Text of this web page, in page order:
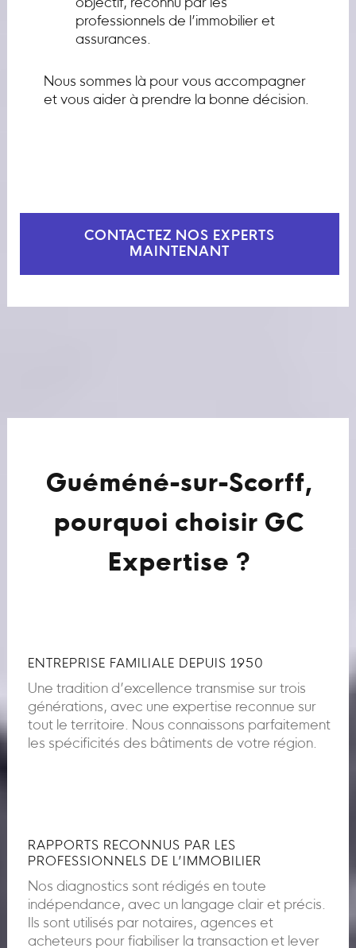
objectif, reconnu par les
professionnels de l’immobilier et
assurances.
Nous sommes là pour vous accompagner
et vous aider à prendre la bonne décision.
CONTACTEZ NOS EXPERTS
MAINTENANT
Guéméné-sur-Scorff,
pourquoi choisir GC
Expertise ?
ENTREPRISE FAMILIALE DEPUIS 1950
Une tradition d’excellence transmise sur trois
générations, avec une expertise reconnue sur
tout le territoire. Nous connaissons parfaitement
les spécificités des bâtiments de votre région.
RAPPORTS RECONNUS PAR LES
PROFESSIONNELS DE L’IMMOBILIER
Nos diagnostics sont rédigés en toute
indépendance, avec un langage clair et précis.
Ils sont utilisés par notaires, agences et
acheteurs pour fiabiliser la transaction et lever